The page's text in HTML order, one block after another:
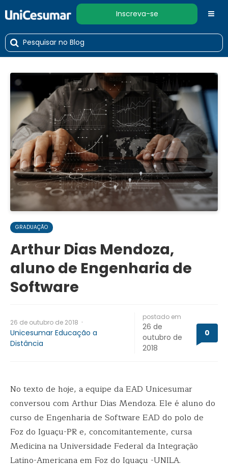
Inscreva-se
GRADUAÇÃO
Arthur Dias Mendoza,
aluno de Engenharia de
Software
26 de outubro de 2018 ·
Unicesumar Educação a
Distância
postado em
26 de
outubro de
2018
0
No texto de hoje, a equipe da EAD Unicesumar
conversou com Arthur Dias Mendoza. Ele é aluno do
curso de Engenharia de Software EAD do polo de
Foz do Iguaçu-PR e, concomitantemente, cursa
Medicina na Universidade Federal da Integração
Latino-Americana em Foz do Iguaçu -UNILA.